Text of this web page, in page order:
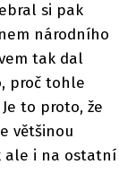
si pak
národního
tak dal
proč tohle
to proto, že
většinou
ale i na ostatní